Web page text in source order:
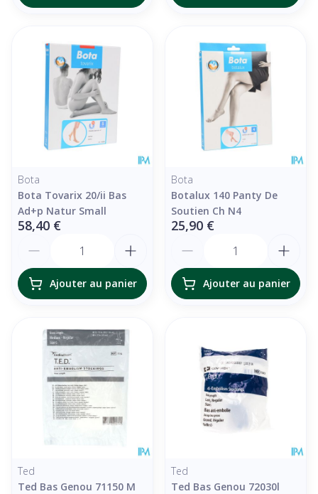
Bota
Bota Tovarix 20/ii Bas
Ad+p Natur Small
58,40 €
Ajouter au panier
Bota
Botalux 140 Panty De
Soutien Ch N4
25,90 €
Ajouter au panier
Ted
Ted Bas Genou 71150 M
Ted
Ted Bas Genou 72030l